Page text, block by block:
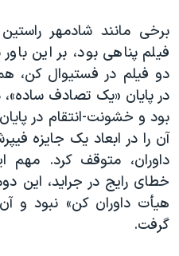
برخی مانند شادمهر
فیلم پناهی بود، بر این
دو فیلم در فستیوال کن،
در پایان «یک تصادف
بود و خشونت-انتقام در
آن را در ابعاد یک جایزه
داوران، متوقف کرد. مهم
خطای رایج در جراید، این
هیأت داوران کن» نبود و آن
گرفت.